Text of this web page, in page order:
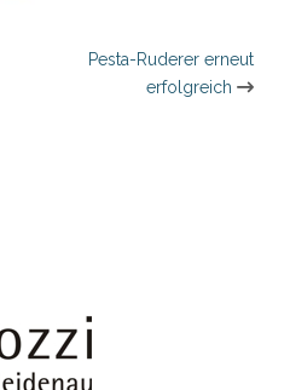
Pesta-Ruderer erneut
erfolgreich